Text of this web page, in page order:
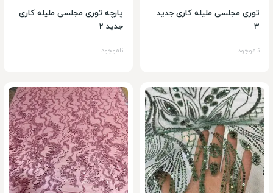
توری مجلسی ملیله کاری جدید
3
ناموجود
پارچه توری مجلسی ملیله کاری
جدید 2
ناموجود